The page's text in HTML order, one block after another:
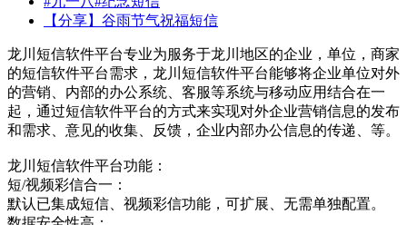
【分享】谷雨节气祝福短信
龙川短信软件平台专业为服务于龙川地区的企业，单位，商家
的短信软件平台需求，龙川短信软件平台能够将企业单位对外
的营销、内部的办公系统、客服等系统与移动应用结合在一
起，通过短信软件平台的方式来实现对外企业营销信息的发布
和需求、意见的收集、反馈，企业内部办公信息的传递、等。
龙川短信软件平台功能：
短/视频彩信合一：
默认已集成短信、视频彩信功能，可扩展、无需单独配置。